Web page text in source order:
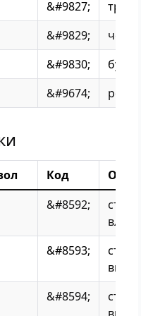
&#9827;
&#9829;
&#9830;
&#9674; ромб
Код
&#8592;
влево
&#8593;
вверх
&#8594;